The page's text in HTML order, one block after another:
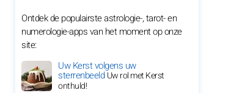
Ontdek de populairste astrologie-, tarot- en
numerologie-apps van het moment op onze
site:
Uw Kerst volgens uw
sterrenbeeldUw rol met Kerst
onthuld!